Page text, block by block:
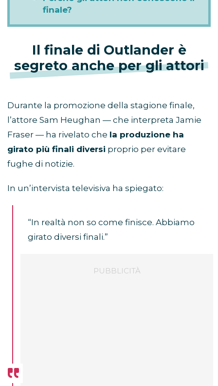
finale?
Il finale di Outlander è
segreto anche per gli attori
Durante la promozione della stagione finale,
l’attore Sam Heughan — che interpreta Jamie
Fraser — ha rivelato che la produzione ha
girato più finali diversi proprio per evitare
fughe di notizie.
In un’intervista televisiva ha spiegato:
“In realtà non so come finisce. Abbiamo
girato diversi finali.”